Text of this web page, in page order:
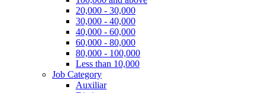
20,000 - 30,000
30,000 - 40,000
40,000 - 60,000
60,000 - 80,000
80,000 - 100,000
Less than 10,000
Job Category
Auxiliar